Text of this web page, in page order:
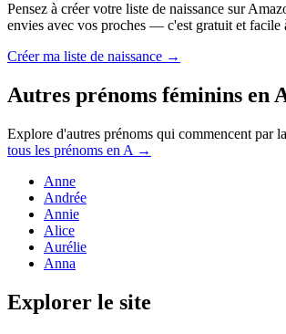
Pensez à créer votre liste de naissance sur
envies avec vos proches — c'est gratuit et facile
Créer ma liste de naissance →
Autres prénoms féminins en
Explore d'autres prénoms qui commencent par
tous les prénoms en A →
Anne
Andrée
Annie
Alice
Aurélie
Anna
Explorer le site